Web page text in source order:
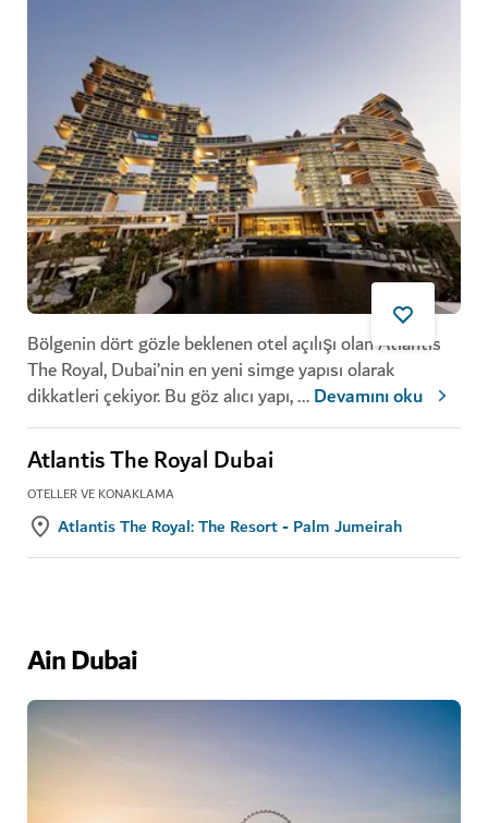
Bölgenin dört gözle beklenen otel açılışı olan Atlantis
The Royal, Dubai’nin en yeni simge yapısı olarak
dikkatleri çekiyor. Bu göz alıcı yapı,...Devamını oku
Atlantis The Royal Dubai
OTELLER VE KONAKLAMA
Atlantis The Royal: The Resort - Palm Jumeirah
Ain Dubai